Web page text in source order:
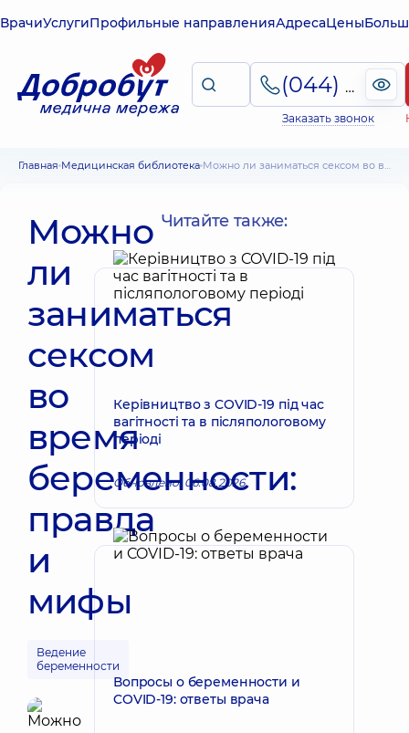
ВрачиУслугиПрофильные направленияАдресаЦены
(044) 495-2-888
Заказать звонок
Главная Медицинская библиотека Можно ли заниматься сексом во время беременности: правда и мифы
Можно
ли
заниматься
сексом
во
время
беременности:
правда
и
мифы
Ведение
беременности
Читайте также:
Керівництво з COVID-19 під час
вагітності та в післяпологовому
періоді
Обновлено: 06.08.2026
Вопросы о беременности и
COVID-19: ответы врача